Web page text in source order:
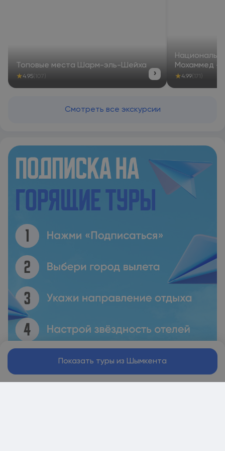
Топовые места Шарм-эль-Шейха
★4.95 (107) ›
Мохаммед —
★4.99 (171)
Смотреть все экскурсии
Показать туры из Шымкента